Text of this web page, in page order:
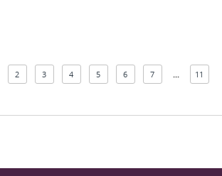
2 3 4 5 6 7 11